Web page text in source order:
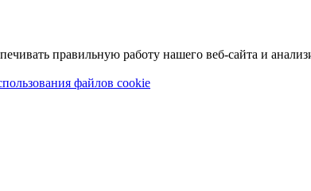
правильную работу нашего веб-сайта и
файлов cookie